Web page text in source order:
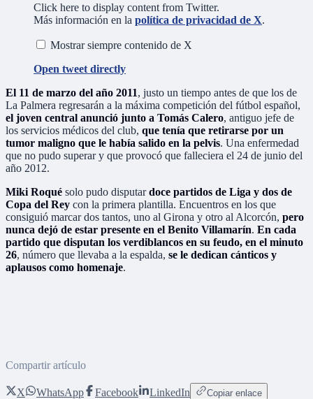
Click here to display content from Twitter.
Más información en la política de privacidad de X.
Mostrar siempre contenido de X
Open tweet directly
El 11 de marzo del año 2011, justo un tiempo antes de que los de
La Palmera regresarán a la máxima competición del fútbol español,
el joven central anunció junto a Tomás Calero, antiguo jefe de
los servicios médicos del club, que tenía que retirarse por un
tumor maligno que le había salido en la pelvis. Una enfermedad
que no pudo superar y que provocó que falleciera el 24 de junio del
año 2012.
Miki Roqué solo pudo disputardoce partidos de Liga y dos de
Copa del Rey con la primera plantilla. Encuentros en los que
consiguió marcar dos tantos, uno al Girona y otro al Alcorcón, pero
nunca dejó de estar presente en el Benito Villamarín. En cada
partido que disputan los verdiblancos en su feudo, en el minuto
26, número que llevaba a la espalda, se le dedican cánticos y
aplausos como homenaje.
Compartir artículo
X WhatsApp Facebook LinkedIn Copiar enlace